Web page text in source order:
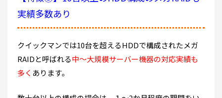
実績多数あり
クイックマンでは10台を超えるHDDで構成されたメガ
RAIDと呼ばれる中～大規模サーバー機器の対応実績も
多く あります。